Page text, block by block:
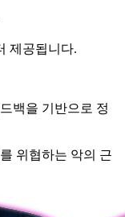
제공됩니다.
백을 기반으로 정
위협하는 악의 근